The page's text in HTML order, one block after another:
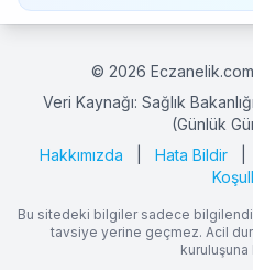
© 2026 Eczanelik.com.
Veri Kaynağı: Sağlık
(Günlük
Hakkımızda
Hata Bildir
Bu sitedeki bilgiler sadece
tavsiye yerine geçmez. Acil
kuruluşuna